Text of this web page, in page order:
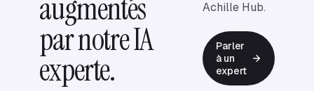
augmentés
par notre IA
experte.
Achille Hub.
Parler
à un
expert